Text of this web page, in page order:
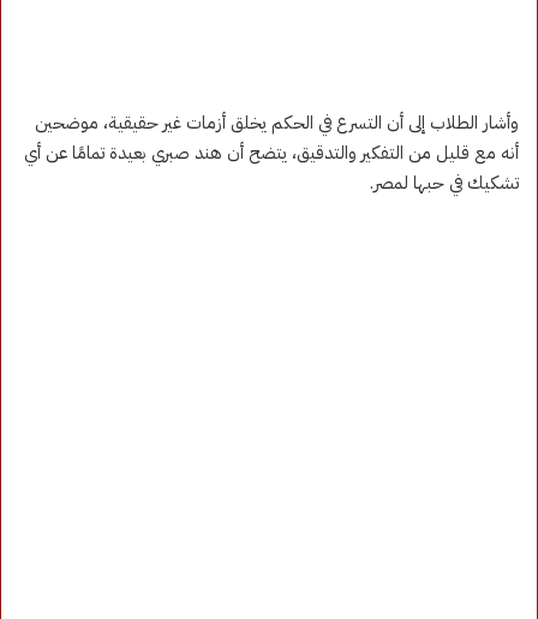
وأشار الطلاب إلى أن التسرع في الحكم يخلق أزمات غير حقيقية، موضحين
أنه مع قليل من التفكير والتدقيق، يتضح أن هند صبري بعيدة تمامًا عن أي
تشكيك في حبها لمصر.